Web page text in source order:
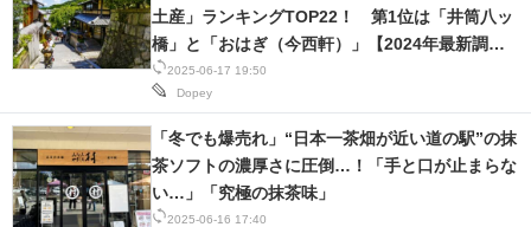
2025-06-17 19:50
Dopey
土産」ランキングTOP22！ 第1位は「井筒八ッ
橋」と「おはぎ（今西軒）」【2024年最新調査
結果】
2025-06-16 17:40
「冬でも爆売れ」“日本一茶畑が近い道の駅”の抹
茶ソフトの濃厚さに圧倒…！「手と口が止まらな
い…」「究極の抹茶味」